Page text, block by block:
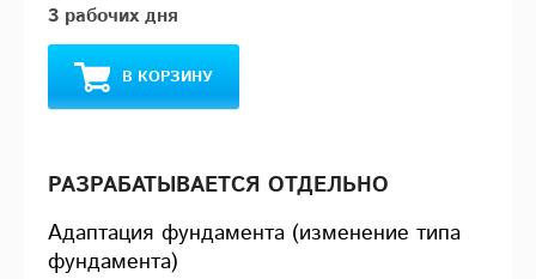
3 рабочих дня
В КОРЗИНУ
РАЗРАБАТЫВАЕТСЯ ОТДЕЛЬНО
Адаптация фундамента (изменение типа
фундамента)